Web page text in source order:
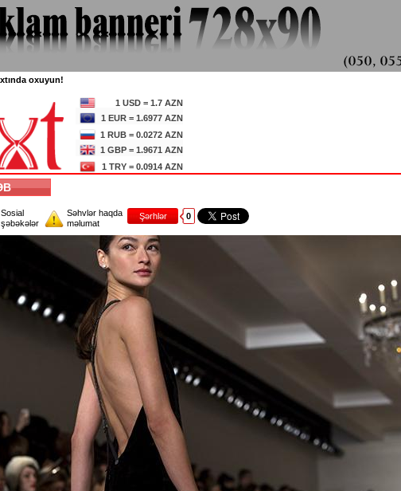
oxuyun!
1 USD = 1.7 AZN
1 EUR = 1.6977 AZN
1 RUB = 0.0272 AZN
1 GBP = 1.9671 AZN
1 TRY = 0.0914 AZN
Sosial
şəbəkələr
Səhvlər haqda
məlumat
Şərhlər 0